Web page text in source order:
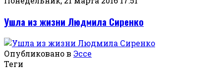
Ушла из жизни Людмила Сиренко
Опубликовано в Эссе
Теги